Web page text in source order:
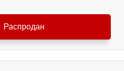
Распродан